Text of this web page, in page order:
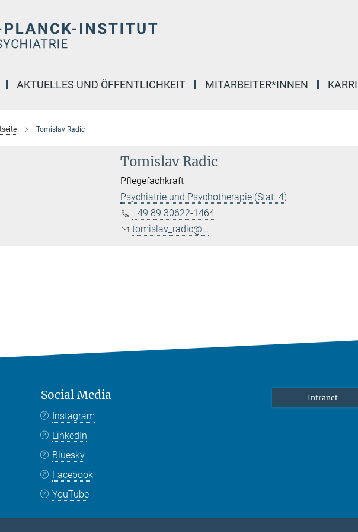
AKTUELLES UND ÖFFENTLICHKEIT MITARBEITER*INNEN
Tomislav Radic
Tomislav Radic
Pflegefachkraft
Psychiatrie und Psychotherapie (Stat. 4)
+49 89 30622-1464
tomislav_radic@...
Social Media
Instagram
LinkedIn
Bluesky
Facebook
YouTube
Intranet